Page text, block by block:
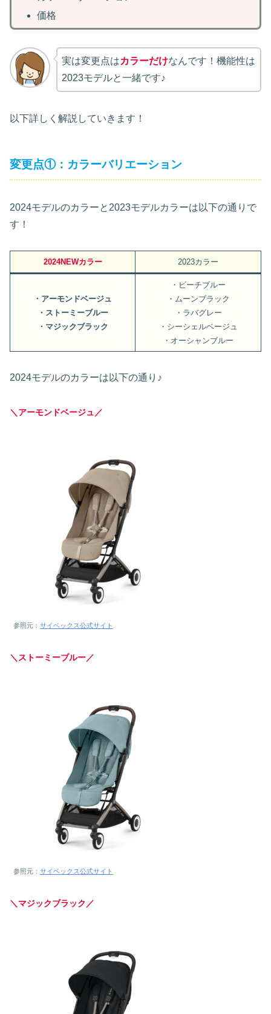
価格
実は変更点はカラーだけなんです！機能性は
2023モデルと一緒です♪
以下詳しく解説していきます！
変更点①：カラーバリエーション
2024モデルのカラーと2023モデルカラーは以下の通りで
す！
2024NEWカラー 2023カラー
・アーモンドベージュ
・ストーミーブルー
・マジックブラック
・ビーチブルー
・ムーンブラック
・ラバグレー
・シーシェルベージュ
・オーシャンブルー
2024モデルのカラーは以下の通り♪
＼アーモンドベージュ／
参照元： サイベックス公式サイト
＼ストーミーブルー／
参照元： サイベックス公式サイト
＼マジックブラック／